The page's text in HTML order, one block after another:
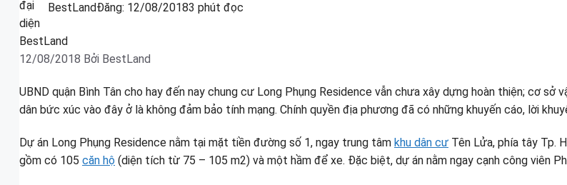
BestLandĐăng: 12/08/20183 phút đọc
12/08/2018 Bởi BestLand
UBND quận Bình Tân cho hay đến nay chung cư Long Phụng Residence vẫn chưa xây dựng hoàn thiện; cơ
dân bức xúc vào đây ở là không đảm bảo tính mạng. Chính quyền địa phương đã có những khuyến cáo, lời
Dự án Long Phụng Residence nằm tại mặt tiền đường số 1, ngay trung tâm khu dân cư Tên Lửa, phía tây Tp.
gồm có 105 căn hộ (diện tích từ 75 – 105 m2) và một hầm để xe. Đặc biệt, dự án nằm ngay cạnh công viên